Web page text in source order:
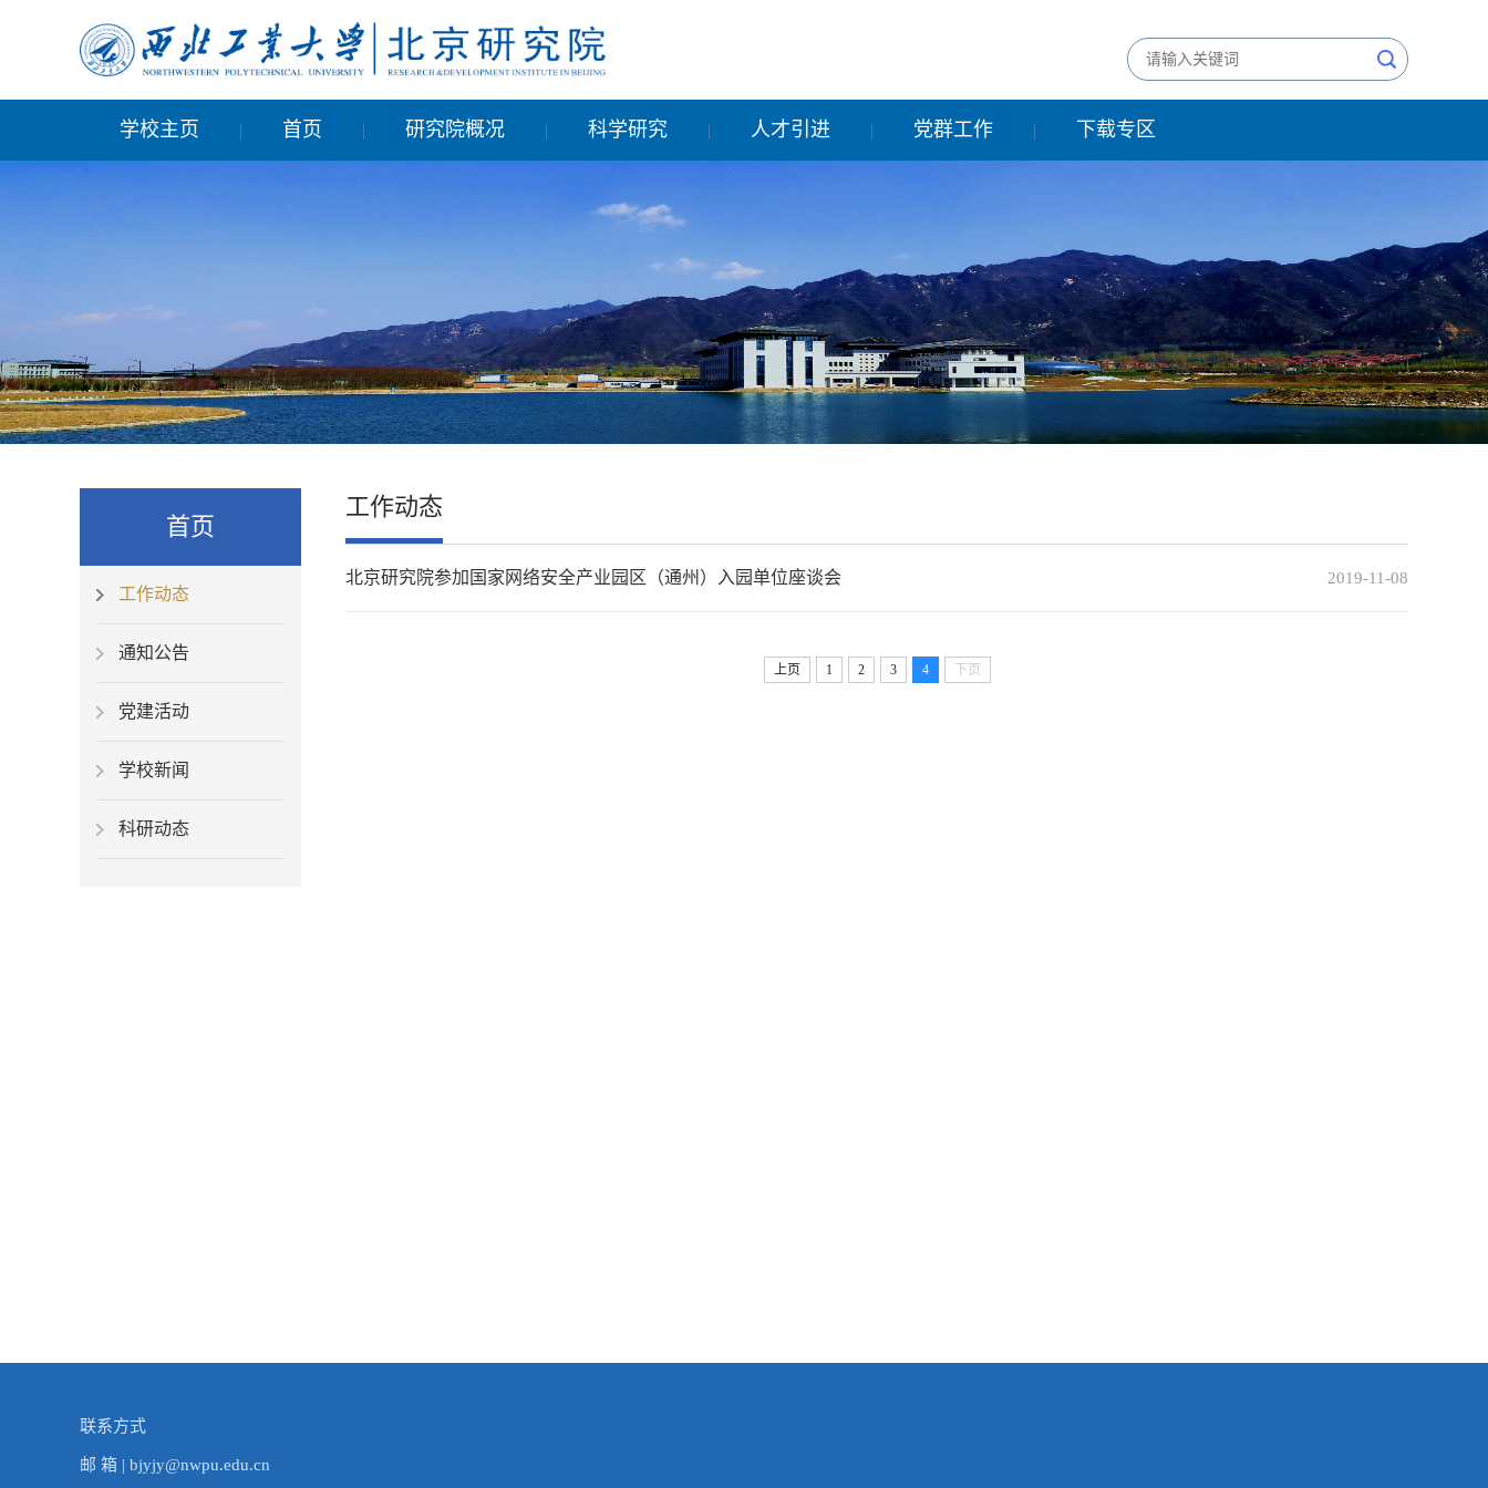
学校主页 | 首页 | 研究院概况 | 科学研究 | 人才引进 | 党群工作 | 下载专区
首页
工作动态
通知公告
党建活动
学校新闻
科研动态
工作动态
2019-11-08
北京研究院参加国家网络安全产业园区（通州）入园单位座谈会
上页 1 2 3 4 下页
联系方式
邮 箱 | bjyjy@nwpu.edu.cn